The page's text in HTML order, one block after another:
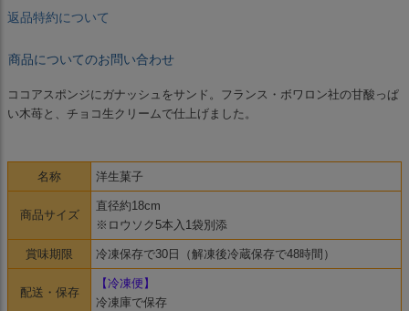
返品特約について
商品についてのお問い合わせ
ココアスポンジにガナッシュをサンド。フランス・ボワロン社の甘酸っぱ
い木苺と、チョコ生クリームで仕上げました。
名称 洋生菓子
商品サイズ
直径約18cm
※ロウソク5本入1袋別添
賞味期限 冷凍保存で30日（解凍後冷蔵保存で48時間）
配送・保存
【冷凍便】
冷凍庫で保存